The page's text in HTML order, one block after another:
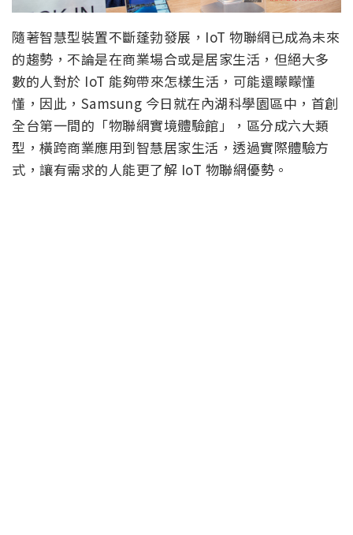
隨著智慧型裝置不斷蓬勃發展，IoT 物聯網已成為未來
的趨勢，不論是在商業場合或是居家生活，但絕大多
數的人對於 IoT 能夠帶來怎樣生活，可能還矇矇懂
懂，因此，Samsung 今日就在內湖科學園區中，首創
全台第一間的「物聯網實境體驗館」，區分成六大類
型，橫跨商業應用到智慧居家生活，透過實際體驗方
式，讓有需求的人能更了解 IoT 物聯網優勢。